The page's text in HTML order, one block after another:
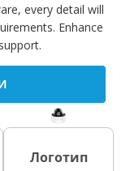
every detail will
Enhance
Логотип